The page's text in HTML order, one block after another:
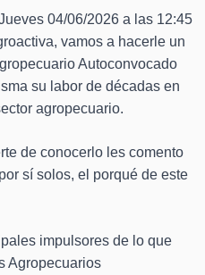
04/06/2026 a las 12:45
vamos a hacerle un
Autoconvocado
su labor de décadas en
agropecuario.
de conocerlo les comento
sí solos, el porqué de este
impulsores de lo que
Agropecuarios